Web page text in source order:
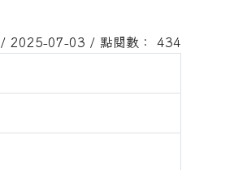
/ 2025-07-03 / 點閱數： 434